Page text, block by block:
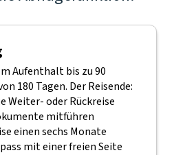
Aufenthalt bis zu 90
180 Tagen. Der Reisende:
Weiter- oder Rückreise
mitführen
einen sechs Monate
mit einer freien Seite